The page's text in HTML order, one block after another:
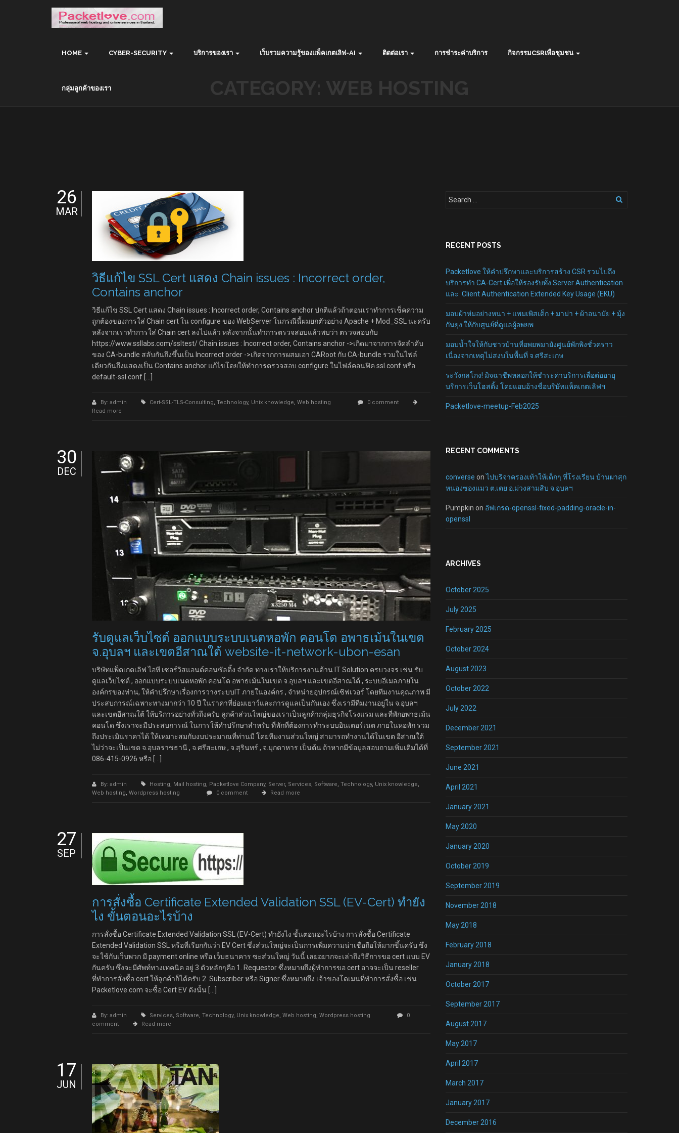
HOME CYBER-SECURITY บริการของเรา เว็บรวมความรู้ของแพ็คเกตเลิฟ-AI ติดต่อเรา การชำระค่าบริการ กิจกรรมCSRเพื่อชุมชน
กลุ่มลูกค้าของเรา
วิธีแก้ไข SSL Cert แสดง Chain issues : Incorrect order,
Contains anchor
26
MAR
วิธีแก้ไข SSL Cert แสดง Chain issues : Incorrect order, Contains anchor ปกติแล้วถ้าตอนเราทำการเช็คความ
ถูกต้องของการใส่ Chain cert ใน configure ของ WebServer ในกรณีนี้ผมยกตัวอย่าง Apache + Mod_SSL นะครับ
หลังจากเราทำการใส่ Chain cert ลงไปแล้ว หลังจากนั้นทำการตรวจสอบแล้วพบว่า ตรวจสอบกับ
https://www.ssllabs.com/ssltest/ Chain issues : Incorrect order, Contains anchor ->เกิดมาจากการจัดลำดับ
ของ CA-bundle สลับกันถึงขึ้นเป็น Incorrect order ->เกิดจากการผสมเอา CARoot กับ CA-bundle รวมในไฟล์
เดียวกันถึงแสดงเป็น Contains anchor แก้ไขโดยให้ทำการตรวจสอบ configure ในไฟล์คอนฟิค ssl.conf หรือ
default-ssl.conf […]
By: admin Cert-SSL-TLS-Consulting, Technology, Unix knowledge, Web hosting
0 comment
Read more
รับดูแลเว็บไซต์ ออกแบบระบบเนตหอพัก คอนโด อพาธเม้นในเขต
จ.อุบลฯ และเขตอีสาณใต้ website-it-network-ubon-esan
30
DEC
บริษัทแพ็ตเกตเลิฟ ไอที เซอร์วิสแอนด์คอนซัลติ้ง จำกัด ทางเราให้บริการงานด้าน IT Solution ครบวงจร เช่น รับ
ดูแลเว็บไซต์ , ออกแบบระบบเนตหอพัก คอนโด อพาธเม้นในเขต จ.อุบลฯ และเขตอีสาณใต้ , ระบบอีเมลภายใน
องค์กรของท่าน, ให้คำปรึกษาเรื่องการวางระบบIT ภายในองค์กร , จำหน่ายอุปกรณ์เซิฟเวอร์ โดยทีมงานคุณภาพ มี
ประสบการณ์เฉพาะทางมากว่า 10 ปี ในราคาที่ย่อมเยาว์และการดูแลเป็นกันเอง ซึ่งเรามีทีมงานอยู่ใน จ.อุบลฯ
และเขตอีสาณใต้ ให้บริการอย่างทั่วถึงครับ ลูกค้าส่วนใหญ่ของเราเป็นลูกค้ากลุ่มธุรกิจโรงแรม และที่พักอพาธเม้น
คอนโด ซึ่งเราจะมีประสบการณ์ ในการให้คำปรึกษาสำหรับ ที่พักที่ต้องการทำระบบอินเตอร์เนต ภายในหอพัก รวม
ถึงประเมินราคาได้ ให้เหมาะสมกับงบประมาณที่ท่านมี โดยทีมงานส่วนใหญ่ สามารถทำงานได้ในเขต อีสาณใต้
ไม่ว่าจะเป็นเขต จ.อุบลราชธานี , จ.ศรีสะเกษ , จ.สุรินทร์ , จ.มุกดาหาร เป็นต้น ถ้าหากมีข้อมูลสอบถามเพิ่มเติมได้ที่
086-415-0926 หรือ […]
By: admin Hosting, Mail hosting, Packetlove Company, Server, Services, Software, Technology, Unix knowledge,
Web hosting, Wordpress hosting 0 comment Read more
การสั่งซื้อ Certificate Extended Validation SSL (EV-Cert) ทำยัง
ไง ขั้นตอนอะไรบ้าง
27
SEP
การสั่งซื้อ Certificate Extended Validation SSL (EV-Cert) ทำยังไง ขั้นตอนอะไรบ้าง การสั่งซื้อ Certificate
Extended Validation SSL หรือที่เรียกกันว่า EV Cert ซึ่งส่วนใหญ่จะเป็นการเพิ่มความน่าเชื่อถือให้มากขึ้นครับ ซึ่ง
จะใช้กับเว็บพวก มี payment online หรือ เว็บธนาคาร ซะส่วนใหญ่ วันนี้ เลยอยากจะเล่าถึงวิธีการขอ cert แบบ EV
กันครับ ซึ่งจะมีศัพท์ทางเทคนิค อยู่ 3 ตัวหลักๆคือ 1. Requestor ซึ่งหมายถึงผู้ทำการขอ cert อาจจะเป็น reseller
ที่ทำการสั่งซื้อ cert ให้ลูกค้าก็ได้ครับ 2. Subscriber หรือ Signer ซึ่งหมายถึง เจ้าของโดเมนที่ทำการสั่งซื้อ เช่น
Packetlove.com จะซื้อ Cert EV ดังนั้น […]
By: admin Services, Software, Technology, Unix knowledge, Web hosting, Wordpress hosting
0
comment
Read more
17
JUN
RECENT POSTS
Packetlove ให้คำปรึกษาและบริการสร้าง CSR รวมไปถึง
บริการทำ CA-Cert เพื่อให้รองรับทั้ง Server Authentication
และ Client Authentication Extended Key Usage (EKU)
มอบผ้าห่มอย่างหนา + แพมเพิสเด็ก + มาม่า + ผ้าอนามัย + มุ้ง
กันยุง ให้กับศูนย์ที่ดูแลผู้อพยพ
มอบน้ำใจให้กับชาวบ้านที่อพยพมายังศูนย์พักพิงชั่วคราว
เนื่องจากเหตุไม่สงบในพื้นที่ จ.ศรีสะเกษ
ระวังกลโกง! มิจฉาชีพหลอกให้ชำระค่าบริการเพื่อต่ออายุ
บริการเว็บโฮสติ้ง โดยแอบอ้างชื่อบริษัทแพ็คเกตเลิฟฯ
Packetlove-meetup-Feb2025
RECENT COMMENTS
converse onไปบริจาครองเท้าให้เด็กๆ ที่โรงเรียน บ้านผาสุก
หนองซองแมว ต.เตย อ.ม่วงสามสิบ จ.อุบลฯ
Pumpkin on อัฟเกรด-openssl-fixed-padding-oracle-in-
openssl
ARCHIVES
October 2025
July 2025
February 2025
October 2024
August 2023
October 2022
July 2022
December 2021
September 2021
June 2021
April 2021
January 2021
May 2020
January 2020
October 2019
September 2019
November 2018
May 2018
February 2018
January 2018
October 2017
September 2017
August 2017
May 2017
April 2017
March 2017
January 2017
December 2016